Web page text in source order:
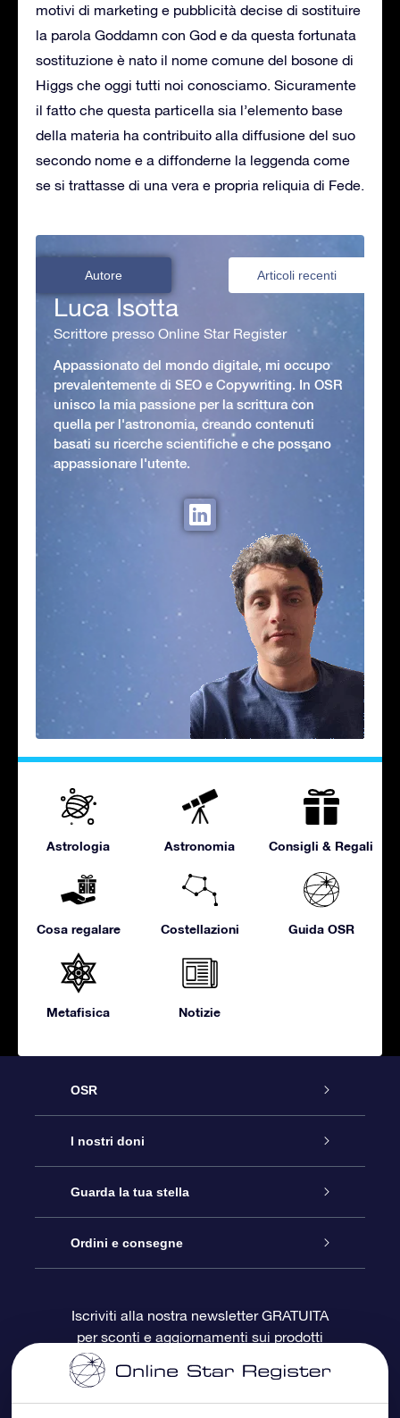
motivi di marketing e pubblicità decise di sostituire
la parola Goddamn con God e da questa fortunata
sostituzione è nato il nome comune del bosone di
Higgs che oggi tutti noi conosciamo. Sicuramente
il fatto che questa particella sia l’elemento base
della materia ha contribuito alla diffusione del suo
secondo nome e a diffonderne la leggenda come
se si trattasse di una vera e propria reliquia di Fede.
Autore Articoli recenti
Luca Isotta
Scrittore presso Online Star Register
Appassionato del mondo digitale, mi occupo
prevalentemente di SEO e Copywriting. In OSR
unisco la mia passione per la scrittura con
quella per l'astronomia, creando contenuti
basati su ricerche scientifiche e che possano
appassionare l'utente.
Astrologia Astronomia Consigli & Regali
Cosa regalare Costellazioni Guida OSR
Metafisica Notizie
OSR
Assistenza
Contattaci
Blog
OSR Recensioni
I nostri doni
Online Star Gift
Pacchetto regalo OSR
Gift Card OSR
Doni aziendali
Guarda la tua stella
Registro stellare
Star Page personalizzata
One Million Stars
Ordini e consegne
Informazioni di Pagamento
Iscriviti alla nostra newsletter GRATUITA
per sconti e aggiornamenti sui prodotti